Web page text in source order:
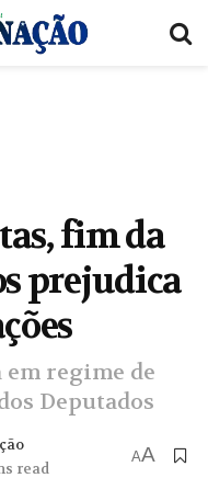
fim da
prejudica
regime de
Deputados
read
AA